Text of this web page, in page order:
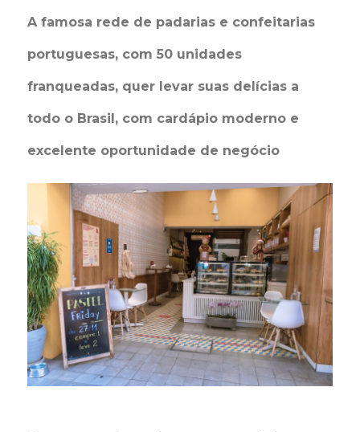
A famosa rede de padarias e confeitarias
portuguesas, com 50 unidades
franqueadas, quer levar suas delícias a
todo o Brasil, com cardápio moderno e
excelente oportunidade de negócio